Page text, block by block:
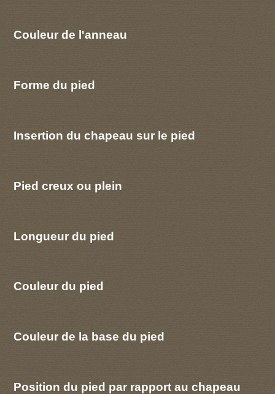
Couleur de l'anneau
Forme du pied
Insertion du chapeau sur le pied
Pied creux ou plein
Longueur du pied
Couleur du pied
Couleur de la base du pied
Position du pied par rapport au chapeau